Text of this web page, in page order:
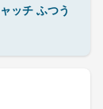
ッチ ふつう